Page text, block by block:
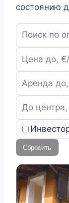
состоянию
Сбросить